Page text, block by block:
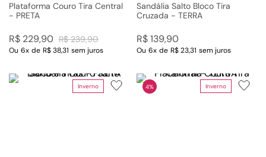
Plataforma Couro Tira Central
- PRETA
R$ 239,90
R$ 229,90
Ou 6x de R$ 38,31 sem juros
Sandália Salto Bloco Tira
Cruzada - TERRA
R$139,90
Ou 6x de R$ 23,31 sem juros
Inverno Inverno
4%
10º couro